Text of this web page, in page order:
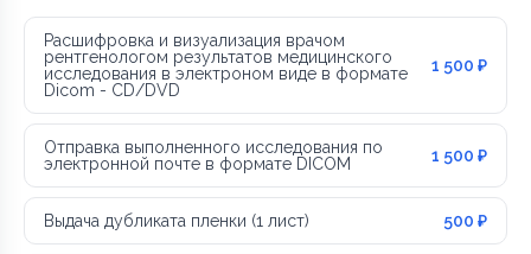
Расшифровка и визуализация врачом
рентгенологом результатов медицинского
исследования в электроном виде в формате
Dicom - CD/DVD
1 500 ₽
Отправка выполненного исследования по
электронной почте в формате DICOM
1 500 ₽
Выдача дубликата пленки (1 лист) 500 ₽